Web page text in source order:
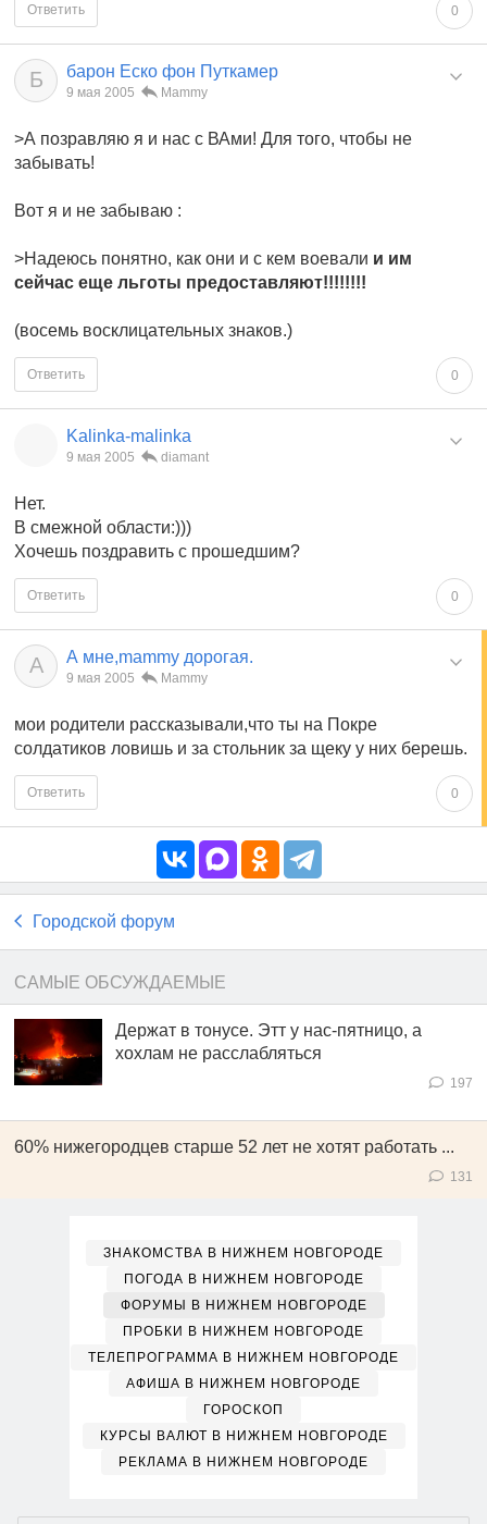
0
Ответить
Б барон Еско фон Путкамер
9 мая 2005 Mammy
>А позравляю я и нас с ВАми! Для того, чтобы не
забывать!
Вот я и не забываю :
>Надеюсь понятно, как они и с кем воевали и им
сейчас еще льготы предоставляют!!!!!!!!
(восемь восклицательных знаков.)
0
Ответить
Kalinka-malinka
9 мая 2005 diamant
Нет.
В смежной области:)))
Хочешь поздравить с прошедшим?
0
Ответить
А А мне,mammy дорогая.
9 мая 2005 Mammy
мои родители рассказывали,что ты на Покре
солдатиков ловишь и за стольник за щеку у них берешь.
0
Ответить
Городской форум
САМЫЕ ОБСУЖДАЕМЫЕ
Держат в тонусе. Этт у нас-пятницо, а
хохлам не расслабляться
197
60% нижегородцев старше 52 лет не хотят работать ...
131
ЗНАКОМСТВА В НИЖНЕМ НОВГОРОДЕ
ПОГОДА В НИЖНЕМ НОВГОРОДЕ
ФОРУМЫ В НИЖНЕМ НОВГОРОДЕ
ПРОБКИ В НИЖНЕМ НОВГОРОДЕ
ТЕЛЕПРОГРАММА В НИЖНЕМ НОВГОРОДЕ
АФИША В НИЖНЕМ НОВГОРОДЕ
ГОРОСКОП
КУРСЫ ВАЛЮТ В НИЖНЕМ НОВГОРОДЕ
РЕКЛАМА В НИЖНЕМ НОВГОРОДЕ